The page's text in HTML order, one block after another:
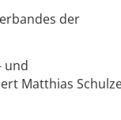
der
und
Matthias